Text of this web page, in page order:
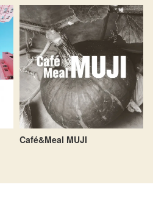
Café&Meal MUJI